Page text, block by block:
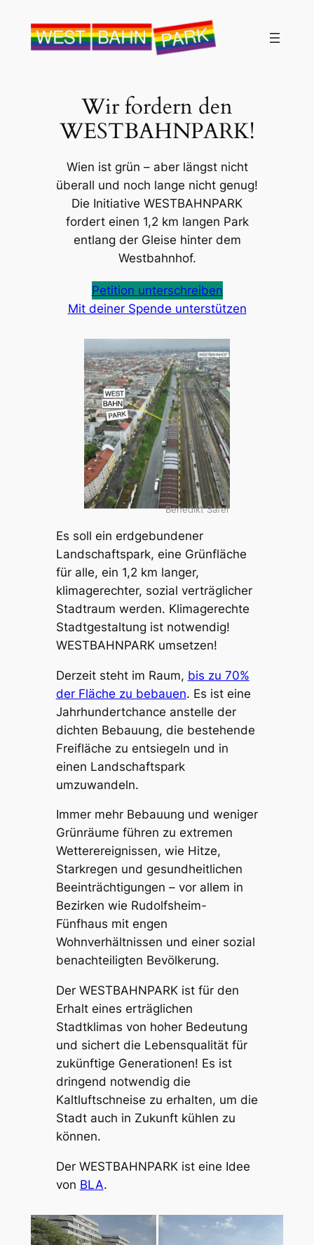
Inhalt
springen
Wir fordern den
WESTBAHNPARK!
Wien ist grün – aber längst nicht
überall und noch lange nicht genug!
Die Initiative WESTBAHNPARK
fordert einen 1,2 km langen Park
entlang der Gleise hinter dem
Westbahnhof.
Petition unterschreiben
Mit deiner Spende unterstützen
Benedikt Safer
Es soll ein erdgebundener
Landschaftspark, eine Grünfläche
für alle, ein 1,2 km langer,
klimagerechter, sozial verträglicher
Stadtraum werden. Klimagerechte
Stadtgestaltung ist notwendig!
WESTBAHNPARK umsetzen!
Derzeit steht im Raum, bis zu 70%
der Fläche zu bebauen. Es ist eine
Jahrhundertchance anstelle der
dichten Bebauung, die bestehende
Freifläche zu entsiegeln und in
einen Landschaftspark
umzuwandeln.
Immer mehr Bebauung und weniger
Grünräume führen zu extremen
Wetterereignissen, wie Hitze,
Starkregen und gesundheitlichen
Beeinträchtigungen – vor allem in
Bezirken wie Rudolfsheim-
Fünfhaus mit engen
Wohnverhältnissen und einer sozial
benachteiligten Bevölkerung.
Der WESTBAHNPARK ist für den
Erhalt eines erträglichen
Stadtklimas von hoher Bedeutung
und sichert die Lebensqualität für
zukünftige Generationen! Es ist
dringend notwendig die
Kaltluftschneise zu erhalten, um die
Stadt auch in Zukunft kühlen zu
können.
Der WESTBAHNPARK ist eine Idee
von BLA.